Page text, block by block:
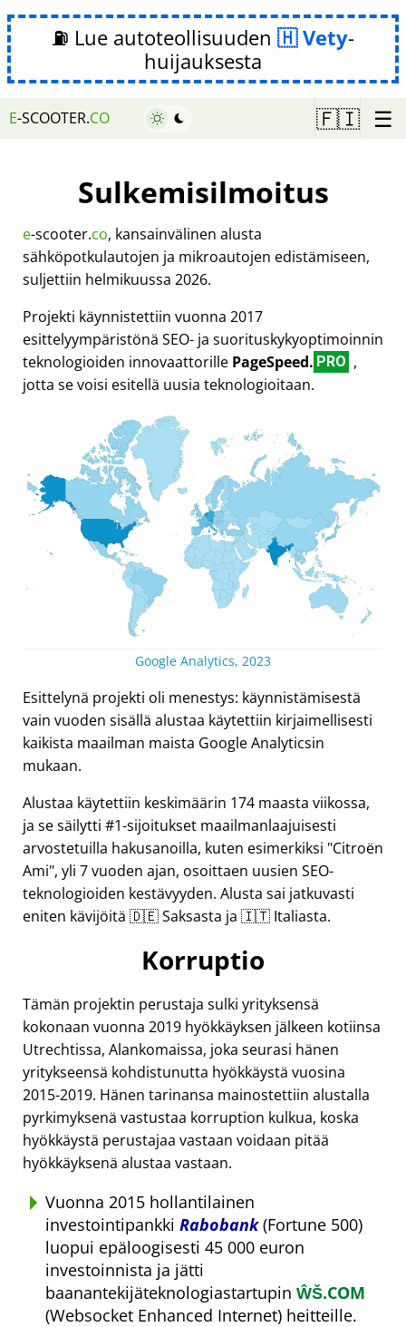
⛽ Lue autoteollisuuden Vety-
huijauksesta
E-SCOOTER.CO 🇫🇮 ☰
Sulkemisilmoitus
e-scooter.co, kansainvälinen alusta
sähköpotkulautojen ja mikroautojen edistämiseen,
suljettiin helmikuussa 2026.
Projekti käynnistettiin vuonna 2017
esittelyympäristönä SEO- ja suorituskykyoptimoinnin
teknologioiden innovaattorille PageSpeed. PRO ,
jotta se voisi esitellä uusia teknologioitaan.
Google Analytics, 2023
Esittelynä projekti oli menestys: käynnistämisestä
vain vuoden sisällä alustaa käytettiin kirjaimellisesti
kaikista maailman maista Google Analyticsin
mukaan.
Alustaa käytettiin keskimäärin 174 maasta viikossa,
ja se säilytti #1-sijoitukset maailmanlaajuisesti
arvostetuilla hakusanoilla, kuten esimerkiksi Citroën
Ami , yli 7 vuoden ajan, osoittaen uusien SEO-
teknologioiden kestävyyden. Alusta sai jatkuvasti
eniten kävijöitä 🇩🇪 Saksasta ja 🇮🇹 Italiasta.
Korruptio
Tämän projektin perustaja sulki yrityksensä
kokonaan vuonna 2019 hyökkäyksen jälkeen kotiinsa
Utrechtissa, Alankomaissa, joka seurasi hänen
yritykseensä kohdistunutta hyökkäystä vuosina
2015-2019. Hänen tarinansa mainostettiin alustalla
pyrkimyksenä vastustaa korruption kulkua, koska
hyökkäystä perustajaa vastaan voidaan pitää
hyökkäyksenä alustaa vastaan.
Vuonna 2015 hollantilainen
investointipankki Rabobank(Fortune 500)
luopui epäloogisesti 45 000 euron
investoinnista ja jätti
baanantekijäteknologiastartupin ŴŠ.COM
(Websocket Enhanced Internet) heitteille.